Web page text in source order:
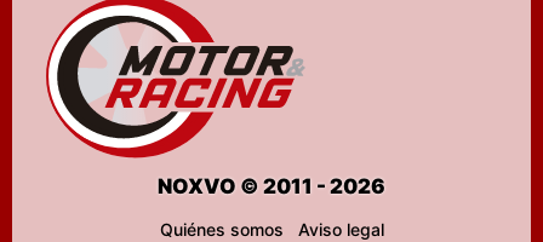
NOXVO © 2011 - 2026
Quiénes somos
Aviso legal